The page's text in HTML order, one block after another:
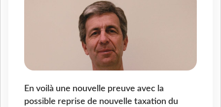
En voilà une nouvelle preuve avec la
possible reprise de nouvelle taxation du